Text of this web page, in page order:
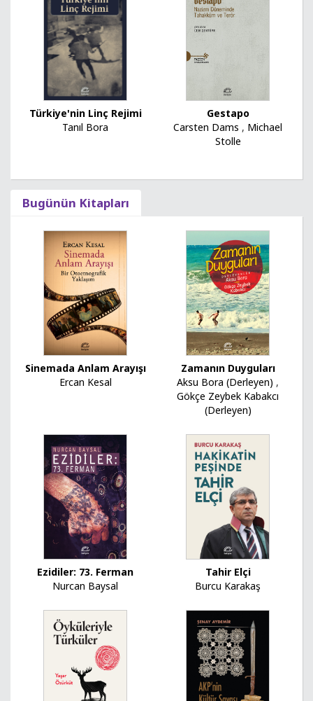
Türkiye'nin Linç Rejimi
Tanıl Bora
Gestapo
Carsten Dams , Michael
Stolle
Bugünün Kitapları
Sinemada Anlam Arayışı
Ercan Kesal
Zamanın Duyguları
Aksu Bora (Derleyen) ,
Gökçe Zeybek Kabakcı
(Derleyen)
Ezidiler: 73. Ferman
Nurcan Baysal
Tahir Elçi
Burcu Karakaş